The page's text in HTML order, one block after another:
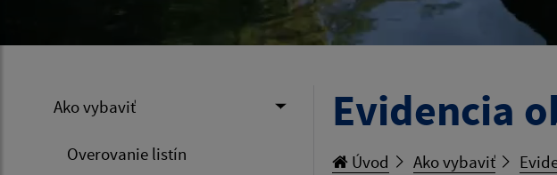
Ako vybaviť
Overovanie listín
Evidencia
Úvod Ako vybaviť